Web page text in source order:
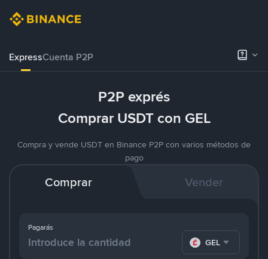
ExpressCuenta P2P
P2P exprés
Comprar USDT con GEL
Compra y vende USDT en Binance P2P con varios métodos de
pago
Comprar Vender
Pagarás
GEL